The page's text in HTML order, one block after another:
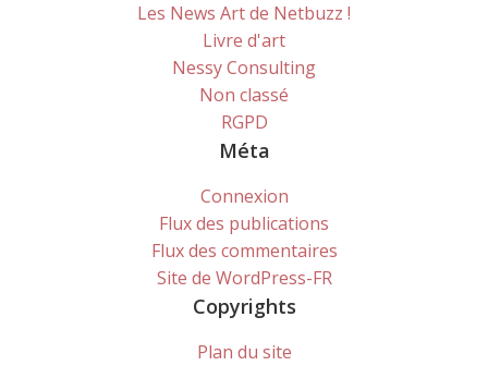
Les News Art de Netbuzz !
Livre d'art
Nessy Consulting
Non classé
RGPD
Méta
Connexion
Flux des publications
Flux des commentaires
Site de WordPress-FR
Copyrights
Plan du site